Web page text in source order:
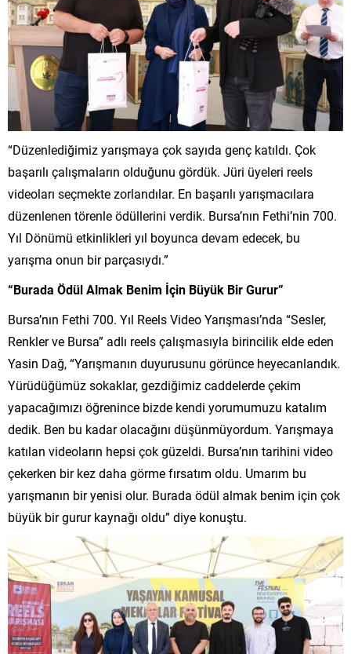
“Düzenlediğimiz yarışmaya çok sayıda genç katıldı. Çok
başarılı çalışmaların olduğunu gördük. Jüri üyeleri reels
videoları seçmekte zorlandılar. En başarılı yarışmacılara
düzenlenen törenle ödüllerini verdik. Bursa’nın Fethi’nin 700.
Yıl Dönümü etkinlikleri yıl boyunca devam edecek, bu
yarışma onun bir parçasıydı.”
“Burada Ödül Almak Benim İçin Büyük Bir Gurur”
Bursa’nın Fethi 700. Yıl Reels Video Yarışması’nda “Sesler,
Renkler ve Bursa” adlı reels çalışmasıyla birincilik elde eden
Yasin Dağ, “Yarışmanın duyurusunu görünce heyecanlandık.
Yürüdüğümüz sokaklar, gezdiğimiz caddelerde çekim
yapacağımızı öğrenince bizde kendi yorumumuzu katalım
dedik. Ben bu kadar olacağını düşünmüyordum. Yarışmaya
katılan videoların hepsi çok güzeldi. Bursa’nın tarihini video
çekerken bir kez daha görme fırsatım oldu. Umarım bu
yarışmanın bir yenisi olur. Burada ödül almak benim için çok
büyük bir gurur kaynağı oldu” diye konuştu.